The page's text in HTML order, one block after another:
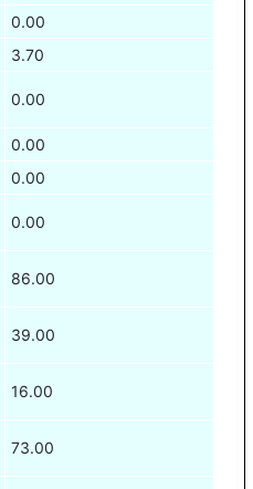
0.00
3.70
0.00
0.00
0.00
0.00
86.00
39.00
16.00
73.00